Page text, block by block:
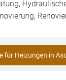
für Heizungen in